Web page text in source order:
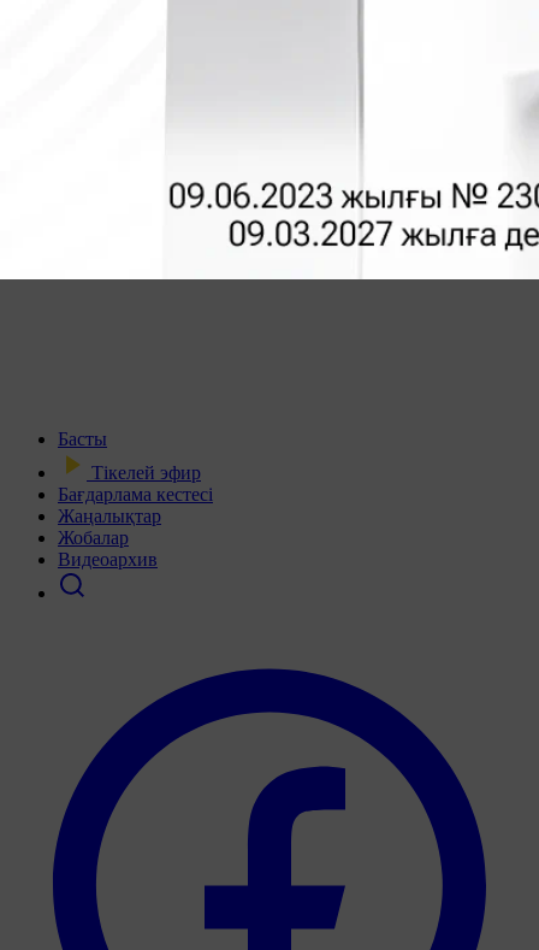
Басты
Тікелей эфир
Бағдарлама кестесі
Жаңалықтар
Жобалар
Видеоархив